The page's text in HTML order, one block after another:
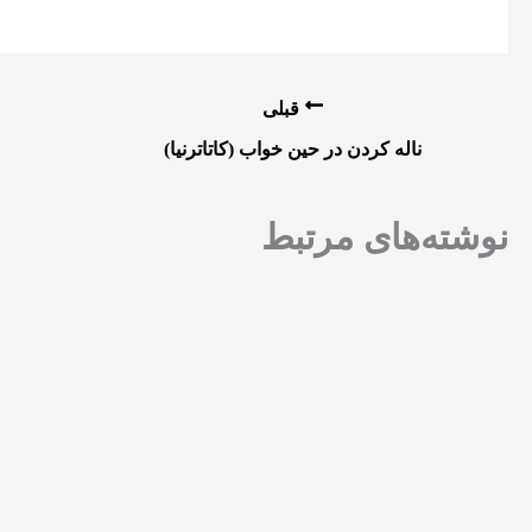
قبلی
ناله کردن در حین خواب (کاتاترنیا)
نوشته‌های مرتبط